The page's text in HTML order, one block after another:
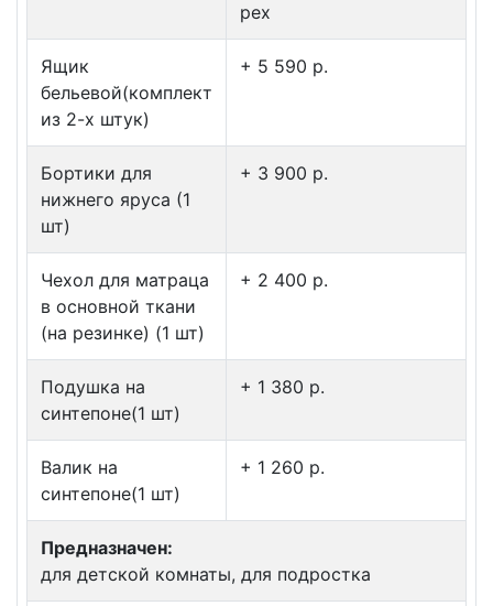
рех
Ящик
бельевой(комплект
из 2-х штук)
+ 5 590 p.
Бортики для
нижнего яруса (1
шт)
+ 3 900 p.
Чехол для матраца
в основной ткани
(на резинке) (1 шт)
+ 2 400 p.
Подушка на
синтепоне(1 шт)
+ 1 380 p.
Валик на
синтепоне(1 шт)
+ 1 260 p.
Предназначен:
для детской комнаты, для подростка